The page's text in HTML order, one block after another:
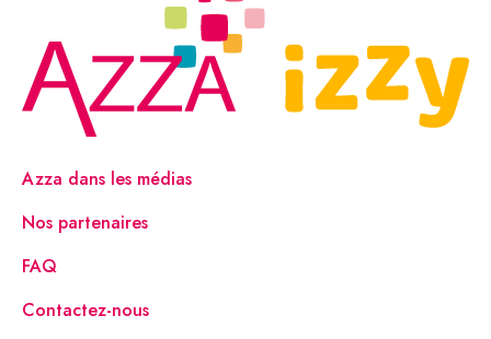
Azza dans les médias
Nos partenaires
FAQ
Contactez-nous